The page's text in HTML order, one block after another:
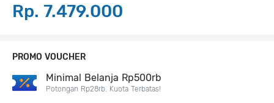
Rp. 7.479.000
PROMO VOUCHER
Minimal Belanja Rp500rb
Potongan Rp28rb. Kuota Terbatas!